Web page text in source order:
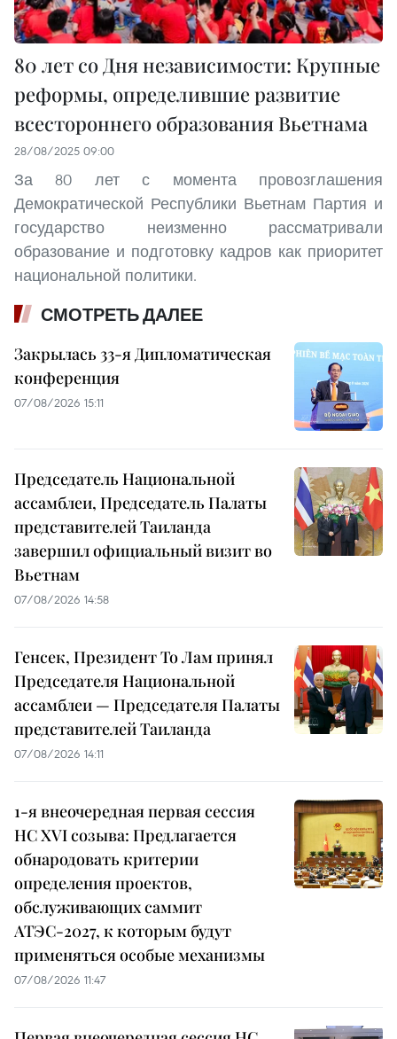
80 лет со Дня независимости: Крупные
реформы, определившие развитие
всестороннего образования Вьетнама
28/08/2025 09:00
За 80 лет с момента провозглашения
Демократической Республики Вьетнам Партия и
государство неизменно рассматривали
образование и подготовку кадров как приоритет
национальной политики.
СМОТРЕТЬ ДАЛЕЕ
Закрылась 33-я Дипломатическая
конференция
07/08/2026 15:11
Председатель Национальной
ассамблеи, Председатель Палаты
представителей Таиланда
завершил официальный визит во
Вьетнам
07/08/2026 14:58
Генсек, Президент То Лам принял
Председателя Национальной
ассамблеи — Председателя Палаты
представителей Таиланда
07/08/2026 14:11
1-я внеочередная первая сессия
НС XVI созыва: Предлагается
обнародовать критерии
определения проектов,
обслуживающих саммит
АТЭС-2027, к которым будут
применяться особые механизмы
07/08/2026 11:47